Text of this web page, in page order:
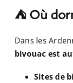
⛺ Où
Dans les
bivouac est
Sites de